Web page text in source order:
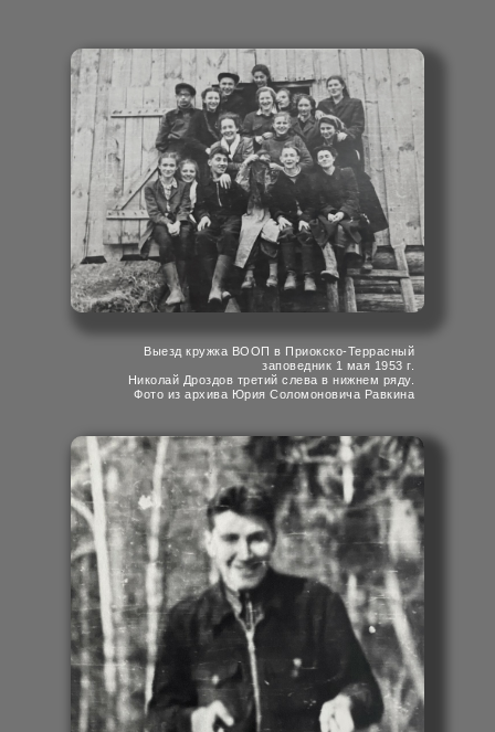
Выезд кружка ВООП в Приокско-Террасный
заповедник 1 мая 1953 г.
Николай Дроздов третий слева в нижнем ряду.
Фото из архива Юрия Соломоновича Равкина